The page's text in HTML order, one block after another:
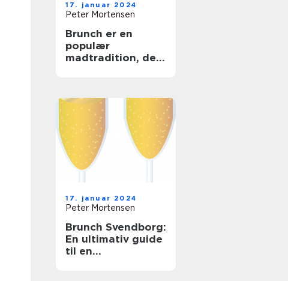
17. januar 2024
Peter Mortensen
Brunch er en
populær
madtradition, der
frokost og giver
folk mulighed for
at nyde en lækker
og afslappet
spiseoplevelse
17. januar 2024
Peter Mortensen
Brunch Svendborg:
En ultimativ guide
til en